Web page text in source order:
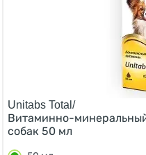
Unitabs Total/
Витаминно-
cобак 50 мл